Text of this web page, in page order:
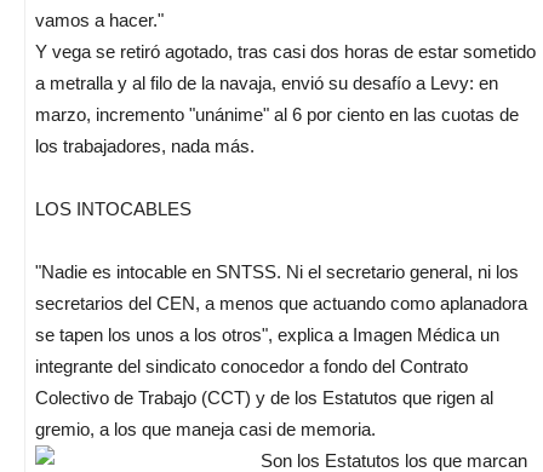
vamos a hacer."
Y vega se retiró agotado, tras casi dos horas de estar sometido
a metralla y al filo de la navaja, envió su desafío a Levy: en
marzo, incremento "unánime" al 6 por ciento en las cuotas de
los trabajadores, nada más.
LOS INTOCABLES
"Nadie es intocable en SNTSS. Ni el secretario general, ni los
secretarios del CEN, a menos que actuando como aplanadora
se tapen los unos a los otros", explica a Imagen Médica un
integrante del sindicato conocedor a fondo del Contrato
Colectivo de Trabajo (CCT) y de los Estatutos que rigen al
gremio, a los que maneja casi de memoria.
Son los Estatutos los que marcan